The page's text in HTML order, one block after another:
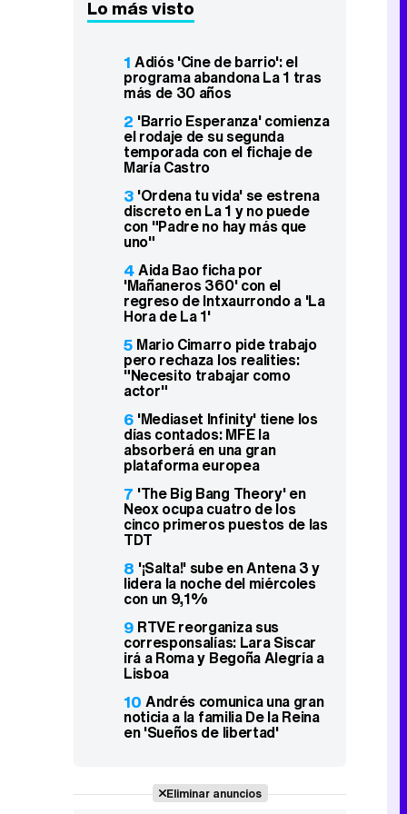
Lo más visto
1 Adiós 'Cine de barrio': el
programa abandona La 1 tras
más de 30 años
2 'Barrio Esperanza' comienza
el rodaje de su segunda
temporada con el fichaje de
María Castro
3 'Ordena tu vida' se estrena
discreto en La 1 y no puede
con "Padre no hay más que
uno"
4Aida Bao ficha por
'Mañaneros 360' con el
regreso de Intxaurrondo a 'La
Hora de La 1'
5 Mario Cimarro pide trabajo
pero rechaza los realities:
"Necesito trabajar como
actor"
6 'Mediaset Infinity' tiene los
días contados: MFE la
absorberá en una gran
plataforma europea
7 'The Big Bang Theory' en
Neox ocupa cuatro de los
cinco primeros puestos de las
TDT
8 '¡Salta!' sube en Antena 3 y
lidera la noche del miércoles
con un 9,1%
9 RTVE reorganiza sus
corresponsalías: Lara Siscar
irá a Roma y Begoña Alegría a
Lisboa
10 Andrés comunica una gran
noticia a la familia De la Reina
en 'Sueños de libertad'
Eliminar anuncios